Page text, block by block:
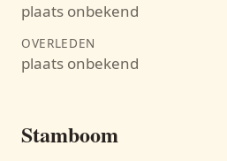
plaats onbekend
OVERLEDEN
plaats onbekend
Stamboom